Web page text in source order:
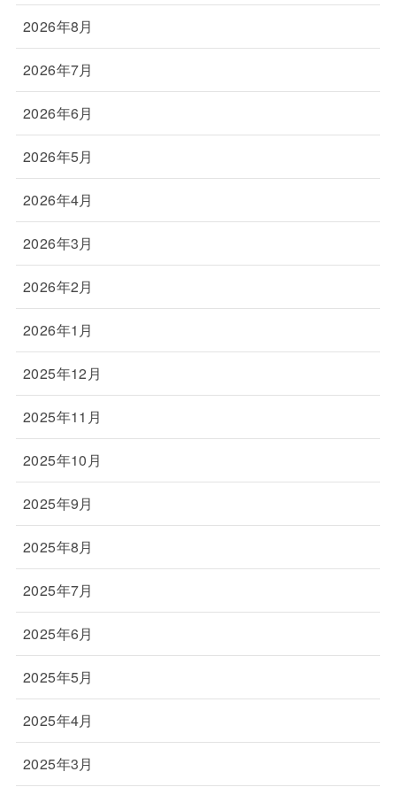
2026年8月
2026年7月
2026年6月
2026年5月
2026年4月
2026年3月
2026年2月
2026年1月
2025年12月
2025年11月
2025年10月
2025年9月
2025年8月
2025年7月
2025年6月
2025年5月
2025年4月
2025年3月